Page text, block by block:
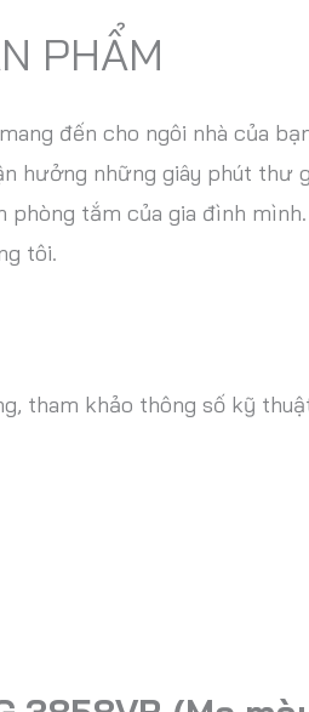
PHẨM
đến cho ngôi nhà của
hưởng những giây phút
tắm của gia đình
tôi.
tham khảo thông số kỹ